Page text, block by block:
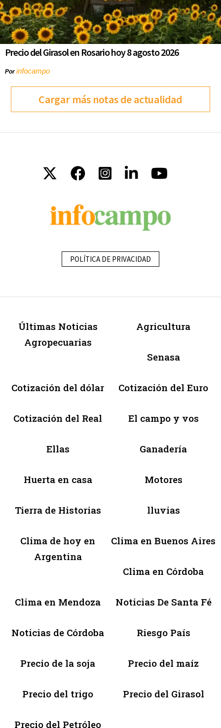
Precio del Girasol en Rosario hoy 8 agosto 2026
Porinfocampo
Cargar más notas de actualidad
POLÍTICA DE PRIVACIDAD
Últimas Noticias
Agropecuarias
Agricultura
Senasa
Cotización del dólar Cotización del Euro
Cotización del Real El campo y vos
Ellas Ganadería
Huerta en casa Motores
Tierra de Historias lluvias
Clima de hoy en
Argentina
Clima en Buenos Aires
Clima en Córdoba
Clima en Mendoza Noticias De Santa Fé
Noticias de Córdoba Riesgo País
Precio de la soja Precio del maíz
Precio del trigo Precio del Girasol
Precio del Petróleo